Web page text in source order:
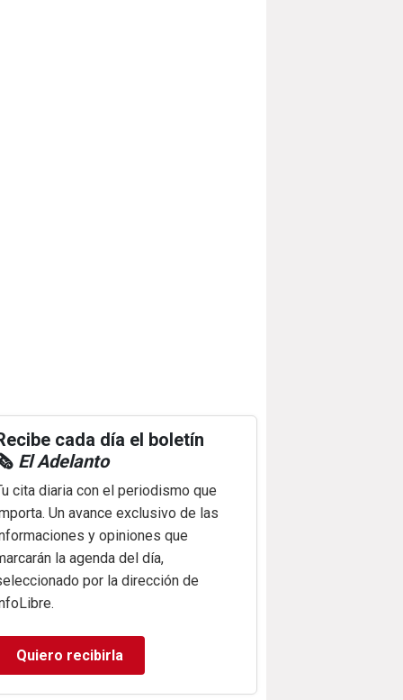
cada día el boletín
El Adelanto
cita diaria con el periodismo que
Un avance exclusivo de las
y opiniones que
la agenda del día,
por la dirección de
Quiero recibirla